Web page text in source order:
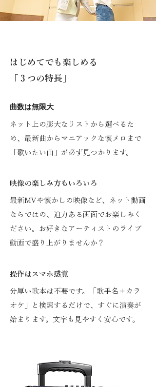
はじめてでも楽しめる
「３つの特長」
曲数は無限大
ネット上の膨大なリストから選べるた
め、最新曲からマニアックな懐メロまで
「歌いたい曲」が必ず見つかります。
映像の楽しみ方もいろいろ
最新MVや懐かしの映像など、ネット動画
ならではの、迫力ある画面でお楽しみく
ださい。お好きなアーティストのライブ
動画で盛り上がりませんか？
操作はスマホ感覚
分厚い歌本は不要です。「歌手名＋カラ
オケ」と検索するだけで、すぐに演奏が
始まります。文字も見やすく安心です。